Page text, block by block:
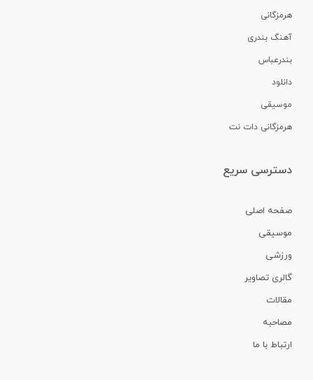
هرمزگانی
آهنگ بندری
بندرعباس
دانلود
موسیقی
هرمزگانی دات نت
دسترسی سریع
صفحه اصلی
موسیقی
ورزشی
گالری تصاویر
مقالات
مصاحبه
ارتباط با ما